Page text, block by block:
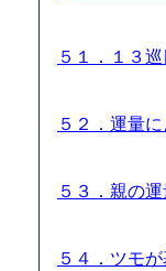
５１．１３
５２．運量
５３．親の
５４．ツモ